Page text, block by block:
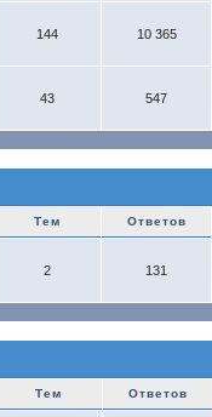
144 10 365
43 547
Тем Ответов
2 131
Тем Ответов